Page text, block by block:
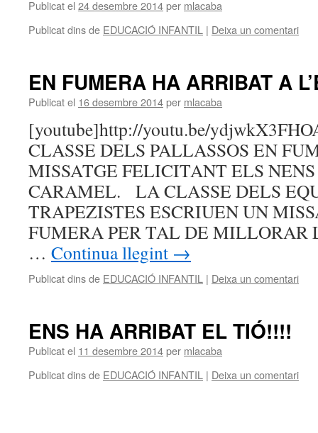
Publicat el 24 desembre 2014per mlacaba
Publicat dins de EDUCACIÓ INFANTIL | Deixa un comentari
EN FUMERA HA ARRIBAT A
Publicat el 16 desembre 2014per mlacaba
[youtube]http://youtu.be/
CLASSE DELS PALLASSOS EN
MISSATGE FELICITANT ELS
CARAMEL. LA CLASSE DELS
TRAPEZISTES ESCRIUEN UN
FUMERA PER TAL DE MILLORAR
… Continua llegint →
Publicat dins de EDUCACIÓ INFANTIL | Deixa un comentari
ENS HA ARRIBAT EL TIÓ!!!!
Publicat el 11 desembre 2014per mlacaba
Publicat dins de EDUCACIÓ INFANTIL | Deixa un comentari